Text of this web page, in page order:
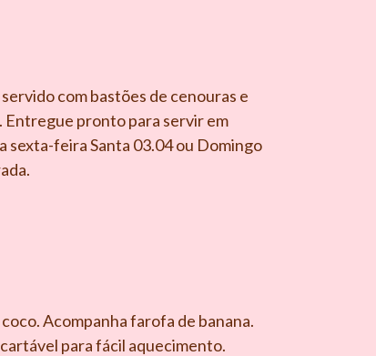
com bastões de cenouras e
Entregue pronto para servir em
sexta-feira Santa 03.04 ou Domingo
Acompanha farofa de banana.
para fácil aquecimento.